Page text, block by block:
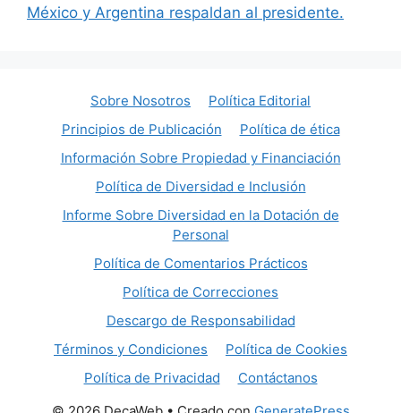
México y Argentina respaldan al presidente.
Sobre Nosotros
Política Editorial
Principios de Publicación
Política de ética
Información Sobre Propiedad y Financiación
Política de Diversidad e Inclusión
Informe Sobre Diversidad en la Dotación de
Personal
Política de Comentarios Prácticos
Política de Correcciones
Descargo de Responsabilidad
Términos y Condiciones
Política de Cookies
Política de Privacidad
Contáctanos